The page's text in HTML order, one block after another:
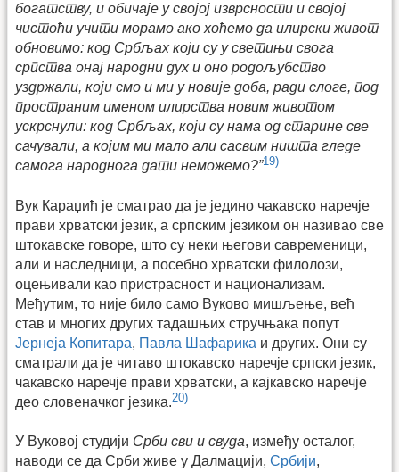
богатству, и обичаје у својој изврсности и својој
чистоћи учити морамо ако хоћемо да илирски живот
обновимо: код Србљах који су у светињи свога
српства онај народни дух и оно родољубство
уздржали, који смо и ми у новије доба, ради слоге, под
пространим именом илирства новим животом
ускрснули: код Србљах, који су нама од старине све
сачували, а којим ми мало али сасвим ништа гледе
самога народнога дати неможемо?”19)
Вук Караџић је сматрао да је једино чакавско наречје
прави хрватски језик, а српским језиком он називао све
штокавске говоре, што су неки његови савременици,
али и наследници, а посебно хрватски филолози,
оцењивали као пристрасност и национализам.
Међутим, то није било само Вуково мишљење, већ
став и многих других тадашњих стручњака попут
Јернеја Копитара, Павла Шафарика и других. Они су
сматрали да је читаво штокавско наречје српски језик,
чакавско наречје прави хрватски, а кајкавско наречје
део словеначког језика.20)
У Вуковој студији Срби сви и свуда, између осталог,
наводи се да Срби живе у Далмацији, Србији,